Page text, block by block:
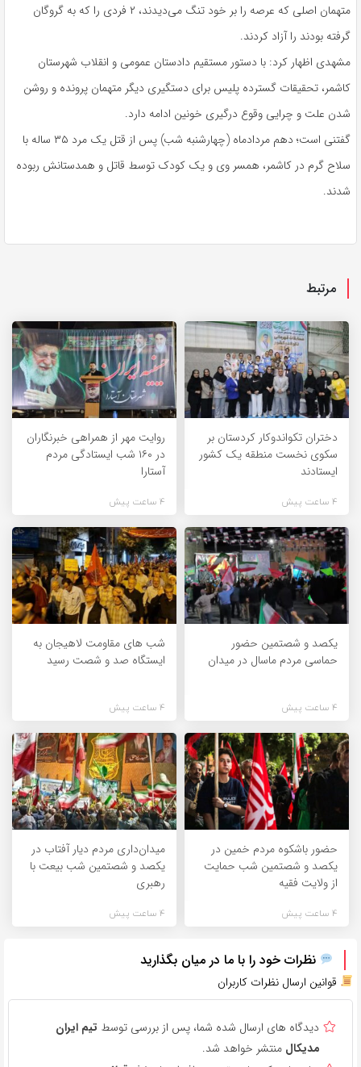
متهمان اصلی که عرصه را بر خود تنگ می‌دیدند، ۲ فردی را که به گروگان
گرفته بودند را آزاد کردند.
مشهدی اظهار کرد: با دستور مستقیم دادستان عمومی و انقلاب شهرستان
کاشمر، تحقیقات گسترده پلیس برای دستگیری دیگر متهمان پرونده و روشن
شدن علت و چرایی وقوع درگیری خونین ادامه دارد.
گفتنی است؛ دهم مردادماه (چهارشنبه شب) پس از قتل یک مرد ۳۵ ساله با
سلاح گرم در کاشمر، همسر وی و یک کودک توسط قاتل و همدستانش ربوده
شدند.
مرتبط
دختران تکواندوکار کردستان بر
سکوی نخست منطقه یک کشور
ایستادند
4 ساعت پیش
روایت مهر از همراهی خبرنگاران
در ۱۶۰ شب ایستادگی مردم
آستارا
4 ساعت پیش
یکصد و شصتمین حضور
حماسی مردم ماسال در میدان
4 ساعت پیش
شب های مقاومت لاهیجان به
ایستگاه صد و شصت رسید
4 ساعت پیش
حضور باشکوه مردم خمین در
یکصد و شصتمین شب حمایت
از ولایت فقیه
4 ساعت پیش
میدان‌داری مردم دیار آفتاب در
یکصد و شصتمین شب بیعت با
رهبری
4 ساعت پیش
نظرات خود را با ما در میان بگذارید
قوانین ارسال نظرات کاربران
دیدگاه های ارسال شده شما، پس از بررسی توسط تیم ایران
مدیکال منتشر خواهد شد.